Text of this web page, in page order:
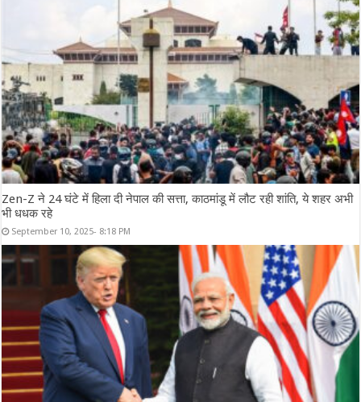
Zen-Z ने 24 घंटे में हिला दी नेपाल की सत्ता, काठमांडू में लौट रही शांति, ये शहर अभी
भी धधक रहे
September 10, 2025- 8:18 PM